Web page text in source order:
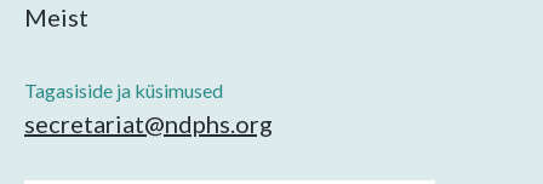
Meist
Tagasiside ja küsimused
secretariat@ndphs.org